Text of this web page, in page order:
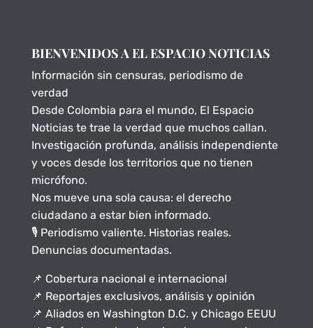
BIENVENIDOS A EL ESPACIO NOTICIAS
Información sin censuras, periodismo de
verdad
Desde Colombia para el mundo, El Espacio
Noticias te trae la verdad que muchos callan.
Investigación profunda, análisis independiente
y voces desde los territorios que no tienen
micrófono.
Nos mueve una sola causa: el derecho
ciudadano a estar bien informado.
🎙️ Periodismo valiente. Historias reales.
Denuncias documentadas.
📌 Cobertura nacional e internacional
📌 Reportajes exclusivos, análisis y opinión
📌 Aliados en Washington D.C. y Chicago EEUU